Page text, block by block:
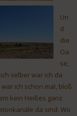
Un
d
die
Oa
se,
selber war ich da
ich schon mal, bloß
kein Heißes ganz
da sind. Wo